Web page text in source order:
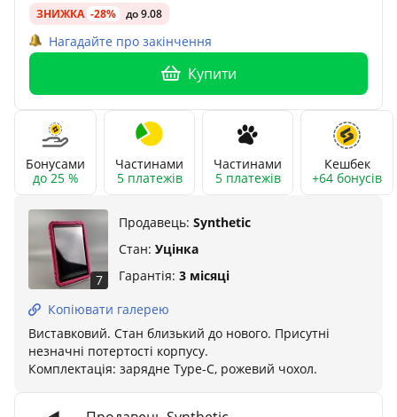
ЗНИЖКА -28% до 9.08
Нагадайте про закінчення
Купити
Бонусами
до 25 %
Частинами
5 платежів
Частинами
5 платежів
Кешбек
+64 бонусів
7
Продавець: Synthetic
Стан: Уцінка
Гарантія: 3 місяці
Копіювати галерею
Виставковий. Стан близький до нового. Присутні
незначні потертості корпусу.
Комплектація: зарядне Тype-C, рожевий чохол.